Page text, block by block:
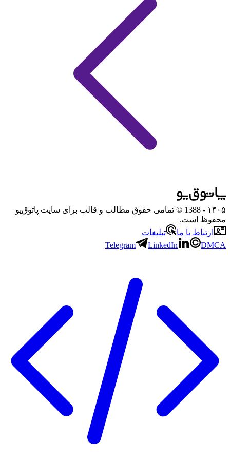
۱۴۰۵
- 1388 © تمامی حقوق مطالب و قالب برای سایت پاتوق‌یو
محفوظ است.
ارتباط با ما
تبلیغات
Telegram
LinkedIn DMCA